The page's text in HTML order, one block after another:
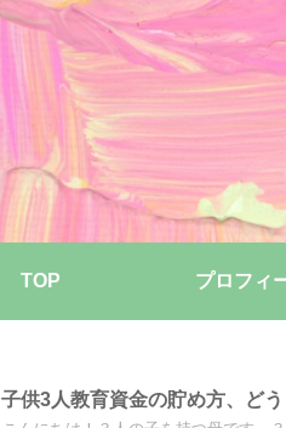
TOP プロフィ
子供3人教育資金の貯め方、どう